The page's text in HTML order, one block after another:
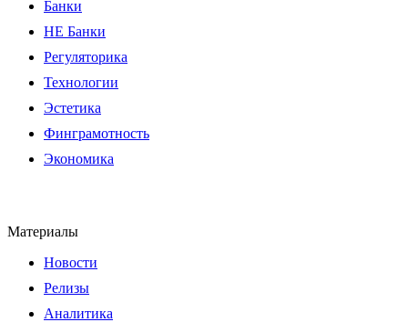
Банки
НЕ Банки
Регуляторика
Технологии
Эстетика
Финграмотность
Экономика
Материалы
Новости
Релизы
Аналитика